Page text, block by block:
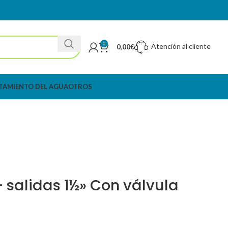
0 0,00€ Atención al cliente
DEL AGUAOTROS
1½» Con válvula